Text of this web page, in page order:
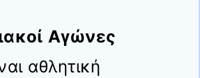
Αγώνες
αθλητική